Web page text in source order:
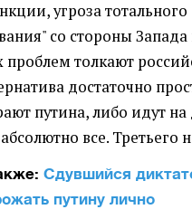
угроза тотального
со стороны
проблем толкают
достаточно
путина, либо идут на
все. Третьего
Сдувшийся
путину лично